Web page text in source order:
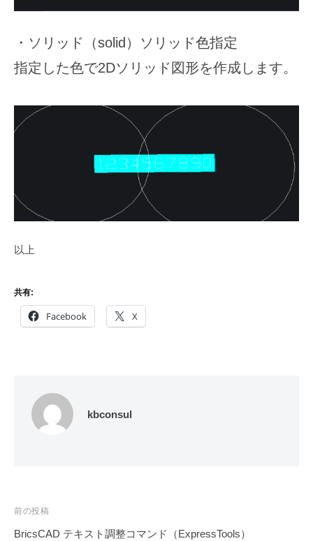
・ソリッド（solid）ソリッド色指定
指定した色で2Dソリッド図形を作成します。
以上
共有:
Facebook X
kbconsul
投
稿
前の投稿
BricsCAD テキスト調整コマンド（ExpressTools）